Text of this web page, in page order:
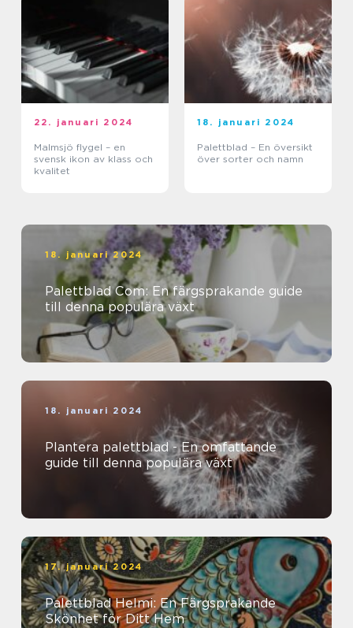
22. januari 2024
Malmsjö flygel – en
svensk ikon av klass och
kvalitet
18. januari 2024
Palettblad – En översikt
över sorter och namn
18. januari 2024
Palettblad Com: En färgsprakande guide
till denna populära växt
18. januari 2024
Plantera palettblad - En omfattande
guide till denna populära växt
17. januari 2024
Palettblad Helmi: En Färgsprakande
Skönhet för Ditt Hem